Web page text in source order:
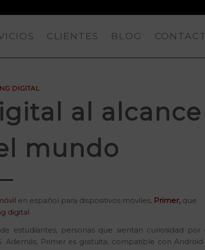
CLIENTES BLOG
DIGITAL
al alcance
mundo
en español para dispositivos móviles, Primer, que
digital.
estudiantes, personas que sientan curiosidad por
Además, Primer es gratuita, compatible con Android